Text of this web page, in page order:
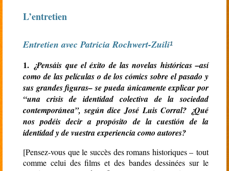
L’entretien
Entretien avec Patricia Rochwert-Zuili1
¿Pensáis que el éxito de las novelas históricas –así
como de las películas o de los cómics sobre el pasado y
sus grandes figuras– se pueda únicamente explicar por
“una crisis de identidad colectiva de la sociedad
contemporánea”, según dice José Luis Corral? ¿Qué
nos podéis decir a propósito de la cuestión de la
identidad y de vuestra experiencia como autores?
[Pensez-vous que le succès des romans historiques – tout
comme celui des films et des bandes dessinées sur le